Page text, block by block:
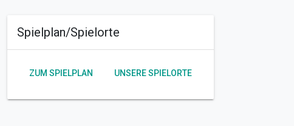
Spielplan/Spielorte
ZUM SPIELPLAN UNSERE SPIELORTE